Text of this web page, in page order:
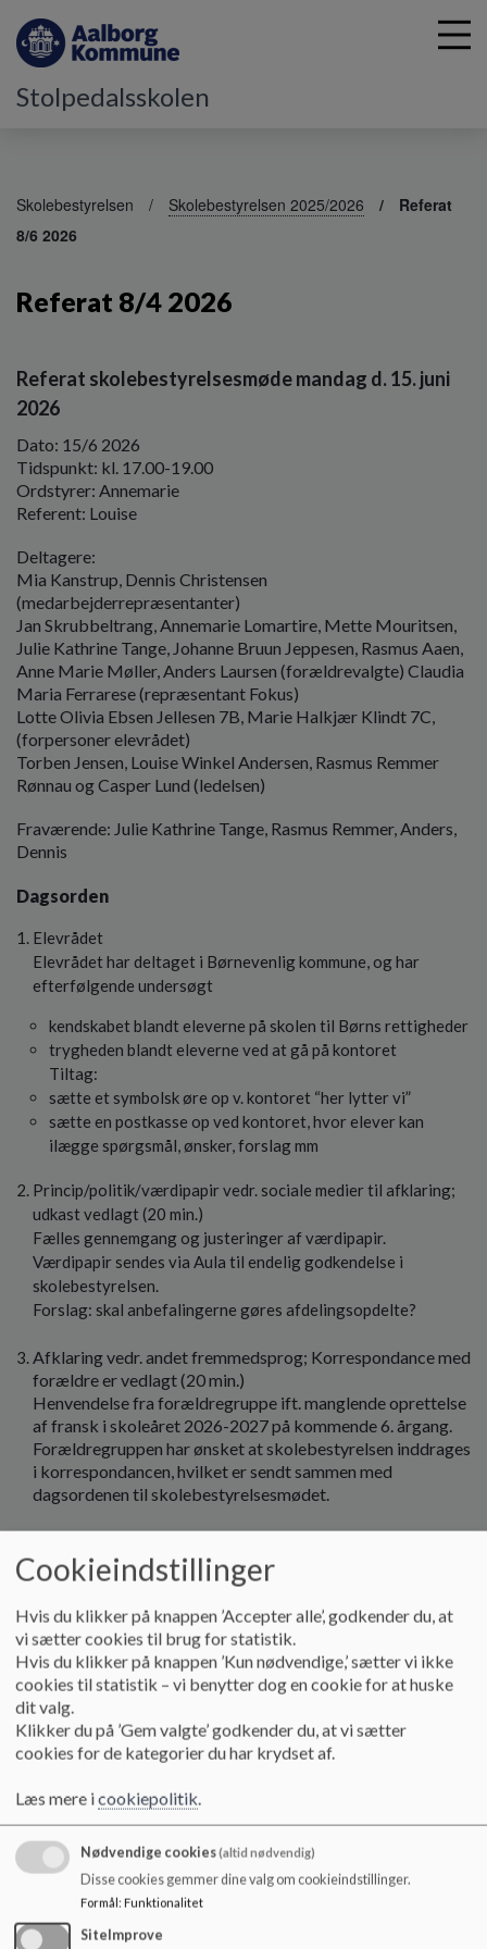
Stolpedalsskolen
Skolebestyrelsen Skolebestyrelsen 2025/2026
Referat
8/6 2026
Referat 8/4 2026
Referat skolebestyrelsesmøde mandag d. 15. juni
2026
Dato: 15/6 2026
Tidspunkt: kl. 17.00-19.00
Ordstyrer: Annemarie
Referent: Louise
Deltagere:
Mia Kanstrup, Dennis Christensen
(medarbejderrepræsentanter)
Jan Skrubbeltrang, Annemarie Lomartire, Mette Mouritsen,
Julie Kathrine Tange, Johanne Bruun Jeppesen, Rasmus Aaen,
Anne Marie Møller, Anders Laursen (forældrevalgte) Claudia
Maria Ferrarese (repræsentant Fokus)
Lotte Olivia Ebsen Jellesen 7B, Marie Halkjær Klindt 7C,
(forpersoner elevrådet)
Torben Jensen, Louise Winkel Andersen, Rasmus Remmer
Rønnau og Casper Lund (ledelsen)
Fraværende: Julie Kathrine Tange, Rasmus Remmer, Anders,
Dennis
Dagsorden
Elevrådet
Elevrådet har deltaget i Børnevenlig kommune, og har
efterfølgende undersøgt
kendskabet blandt eleverne på skolen til Børns rettigheder
trygheden blandt eleverne ved at gå på kontoret
Tiltag:
sætte et symbolsk øre op v. kontoret “her lytter vi”
sætte en postkasse op ved kontoret, hvor elever kan
ilægge spørgsmål, ønsker, forslag mm
Princip/politik/værdipapir vedr. sociale medier til afklaring;
udkast vedlagt (20 min.)
Fælles gennemgang og justeringer af værdipapir.
Værdipapir sendes via Aula til endelig godkendelse i
skolebestyrelsen.
Forslag: skal anbefalingerne gøres afdelingsopdelte?
Afklaring vedr. andet fremmedsprog; Korrespondance med
forældre er vedlagt (20 min.)
Henvendelse fra forældregruppe ift. manglende oprettelse
af fransk i skoleåret 2026-2027 på kommende 6. årgang.
Forældregruppen har ønsket at skolebestyrelsen inddrages
i korrespondancen, hvilket er sendt sammen med
dagsordenen til skolebestyrelsesmødet.
Skolebestyrelsen understøtter ledelsens beslutning om ej
at oprette fransk i skoleåret 2026-2027 på 6. årgang på
baggrund af ledelsens udsendte informationer til elever og
forældre inden eleverne traf valg om fransk eller tysk.
Skolebestyrelsen lægger desuden vægt på den
økonomiske ramme og ressourcefordeling, der er til
rådighed kommende skoleår og betydning for den
fremtidige økonomiske ressource, herunder at
hvis et hold oprettes med et lille antal fransk elever
betyder det tilsvarende at der skal oprettes store
tyskhold, hvilket pædagogisk og didaktisk kan være en
udfordring
åbning af et fjerde hold (tre tysk hold + et fransk hold) er
ressource tungt
oprettelse af et hold betyder en fire års binding for
årgangen
Cookieindstillinger
Hvis du klikker på knappen ’Accepter alle’, godkender du, at
vi sætter cookies til brug for statistik.
Hvis du klikker på knappen ’Kun nødvendige,’ sætter vi ikke
cookies til statistik – vi benytter dog en cookie for at huske
dit valg.
Klikker du på ’Gem valgte’ godkender du, at vi sætter
cookies for de kategorier du har krydset af.
Læs mere icookiepolitik.
Nødvendige cookies(altid nødvendig)
Disse cookies gemmer dine valg om cookieindstillinger.
Formål: Funktionalitet
SiteImprove